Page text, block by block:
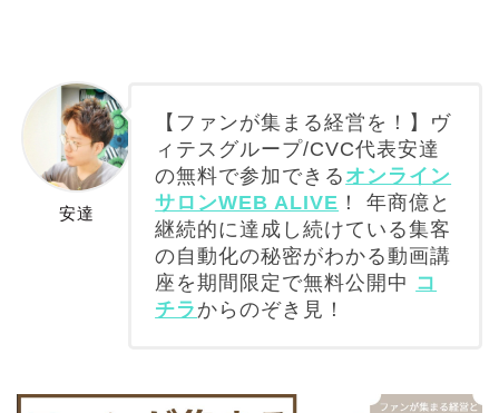
安達
【ファンが集まる経営を！】ヴ
ィテスグループ/CVC代表安達
の無料で参加できる オンライン
サロンWEB ALIVE ！ 年商億と
継続的に達成し続けている集客
の自動化の秘密がわかる動画講
座を期間限定で無料公開中 コ
チラ からのぞき見！